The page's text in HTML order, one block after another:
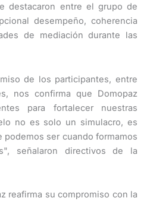
destacaron entre el grupo de
desempeño, coherencia
de mediación durante las
de los participantes, entre
nos confirma que Domopaz
para fortalecer nuestras
no es solo un simulacro, es
podemos ser cuando formamos
señalaron directivos de la
reafirma su compromiso con la